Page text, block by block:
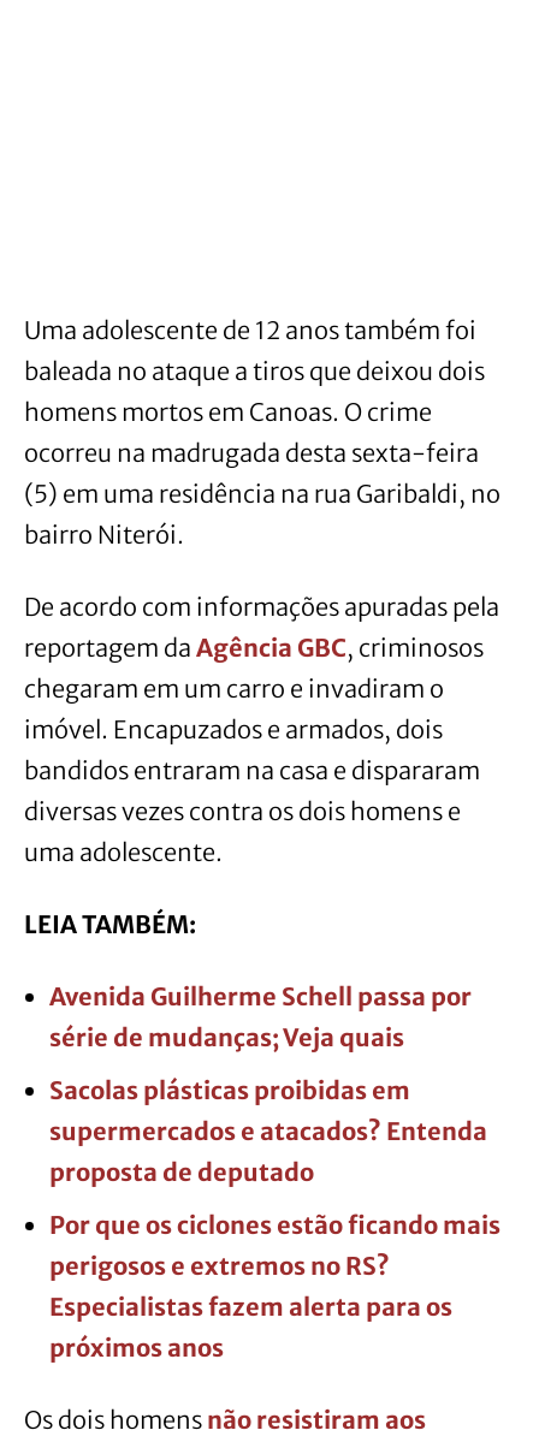
Uma adolescente de 12 anos também foi
baleada no ataque a tiros que deixou dois
homens mortos em Canoas. O crime
ocorreu na madrugada desta sexta-feira
(5) em uma residência na rua Garibaldi, no
bairro Niterói.
De acordo com informações apuradas pela
reportagem da Agência GBC, criminosos
chegaram em um carro e invadiram o
imóvel. Encapuzados e armados, dois
bandidos entraram na casa e dispararam
diversas vezes contra os dois homens e
uma adolescente.
LEIA TAMBÉM:
Avenida Guilherme Schell passa por
série de mudanças; Veja quais
Sacolas plásticas proibidas em
supermercados e atacados? Entenda
proposta de deputado
Por que os ciclones estão ficando mais
perigosos e extremos no RS?
Especialistas fazem alerta para os
próximos anos
Os dois homens não resistiram aos